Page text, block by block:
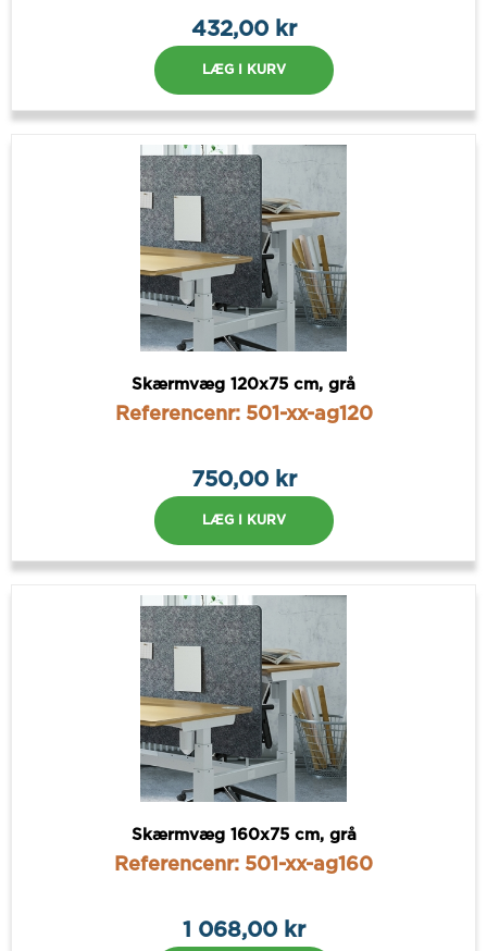
432,00 kr
LÆG I KURV
Skærmvæg 120x75 cm, grå
Referencenr: 501-xx-ag120
750,00 kr
LÆG I KURV
Skærmvæg 160x75 cm, grå
Referencenr: 501-xx-ag160
1 068,00 kr